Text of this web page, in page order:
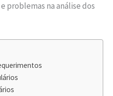
problemas na análise dos